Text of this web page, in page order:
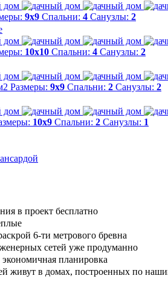
9х9 Спальни: 4 Санузлы: 2
10х10 Спальни: 4 Санузлы: 2
Размеры: 9х9 Спальни: 2 Санузлы: 2
10х9 Спальни: 2 Санузлы: 1
в проект бесплатно
6-ти метрового бревна
сетей уже продуманно
планировка
живут в домах, построенных по